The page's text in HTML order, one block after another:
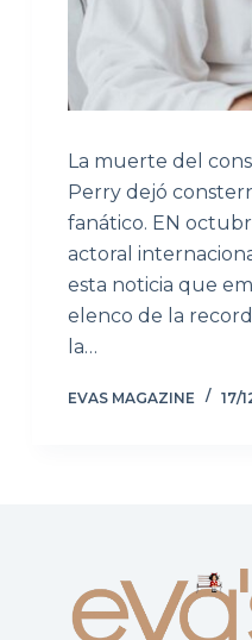
La muerte del
Perry dejó
fanático. EN
actoral
esta noticia que
elenco de la
la…
EVAS MAGAZINE 17/